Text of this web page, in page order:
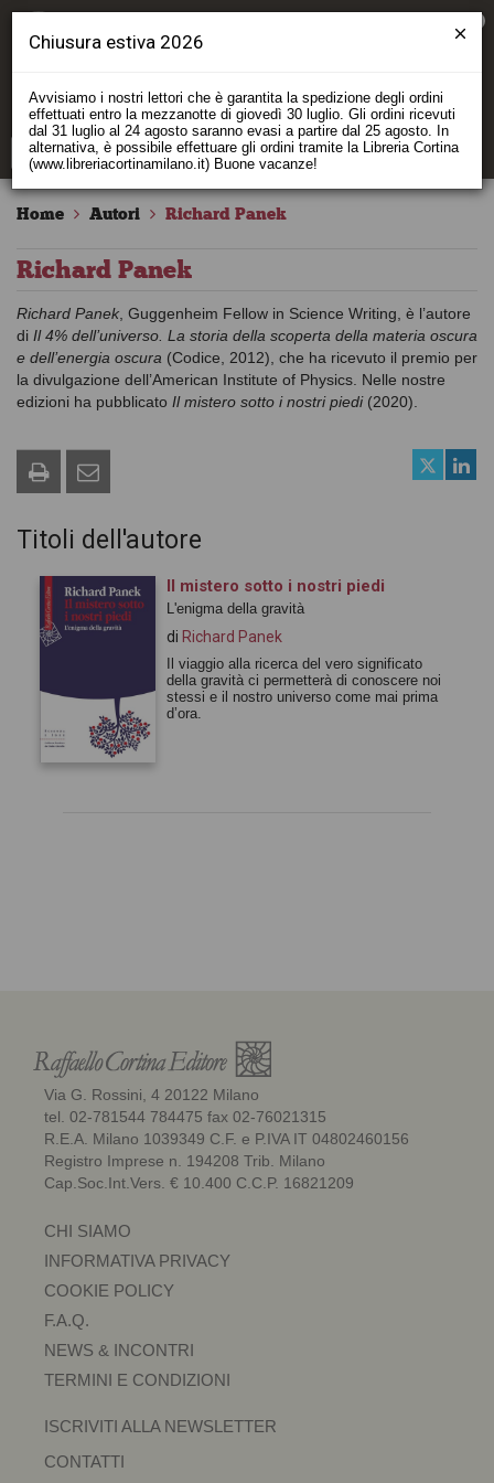
Home Autori Richard Panek
Richard Panek
Richard Panek , Guggenheim Fellow in Science Writing, è l’autore
di Il 4% dell’universo. La storia della scoperta della materia oscura
e dell’energia oscura (Codice, 2012), che ha ricevuto il premio per
la divulgazione dell’American Institute of Physics. Nelle nostre
edizioni ha pubblicato Il mistero sotto i nostri piedi (2020).
Titoli dell'autore
Il mistero sotto i nostri piedi
L'enigma della gravità
di Richard Panek
Il viaggio alla ricerca del vero significato
della gravità ci permetterà di conoscere noi
stessi e il nostro universo come mai prima
d’ora.
Via G. Rossini, 4 20122 Milano
tel. 02-781544 784475 fax 02-76021315
R.E.A. Milano 1039349 C.F. e P.IVA IT 04802460156
Registro Imprese n. 194208 Trib. Milano
Cap.Soc.Int.Vers. € 10.400 C.C.P. 16821209
CHI SIAMO
INFORMATIVA PRIVACY
COOKIE POLICY
F.A.Q.
NEWS & INCONTRI
TERMINI E CONDIZIONI
ISCRIVITI ALLA NEWSLETTER
CONTATTI
Chiusura estiva 2026
Avvisiamo i nostri lettori che è garantita la spedizione degli ordini
effettuati entro la mezzanotte di giovedì 30 luglio. Gli ordini ricevuti
dal 31 luglio al 24 agosto saranno evasi a partire dal 25 agosto. In
alternativa, è possibile effettuare gli ordini tramite la Libreria Cortina
(www.libreriacortinamilano.it) Buone vacanze!